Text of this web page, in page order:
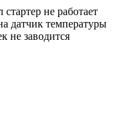
стартер не работает
датчик температуры
не заводится